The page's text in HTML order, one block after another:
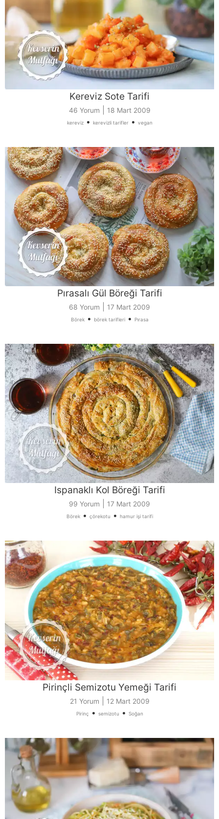
Kereviz Sote Tarifi
46 Yorum 18 Mart 2009
kereviz• kerevizli tarifler• vegan
Pırasalı Gül Böreği Tarifi
68 Yorum 17 Mart 2009
Börek• börek tarifleri• Pırasa
Ispanaklı Kol Böreği Tarifi
99 Yorum 17 Mart 2009
Börek• çörekotu • hamur işi tarifi
Pirinçli Semizotu Yemeği Tarifi
21 Yorum 12 Mart 2009
Pirinç • semizotu • Soğan